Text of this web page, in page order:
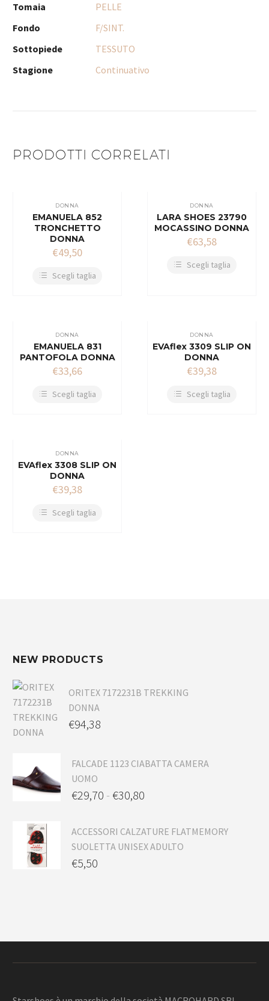
Tomaia
PELLE
Fondo
F/SINT.
Sottopiede
TESSUTO
Stagione
Continuativo
PRODOTTI CORRELATI
DONNA
EMANUELA 852
TRONCHETTO
DONNA
€49,50
Scegli taglia
DONNA
LARA SHOES 23790
MOCASSINO DONNA
€63,58
Scegli taglia
DONNA
EMANUELA 831
PANTOFOLA DONNA
€33,66
Scegli taglia
DONNA
EVAflex 3309 SLIP ON
DONNA
€39,38
Scegli taglia
DONNA
EVAflex 3308 SLIP ON
DONNA
€39,38
Scegli taglia
NEW PRODUCTS
ORITEX 7172231B TREKKING
DONNA
€94,38
FALCADE 1123 CIABATTA CAMERA
UOMO
€29,70 - €30,80
ACCESSORI CALZATURE FLATMEMORY
SUOLETTA UNISEX ADULTO
€5,50